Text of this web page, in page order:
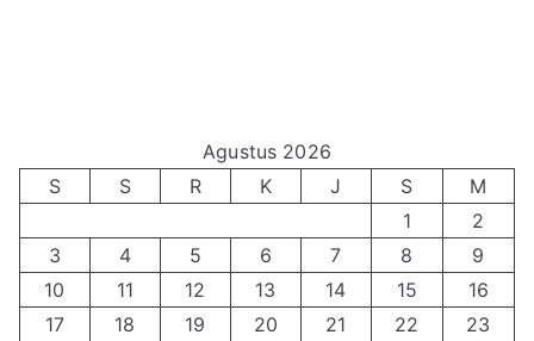
Agustus 2026
S
S R K J S
M
1
2
3
4 5 6 7 8
9
10
11 12 13 14 15
16
17
18 19 20 21 22 23